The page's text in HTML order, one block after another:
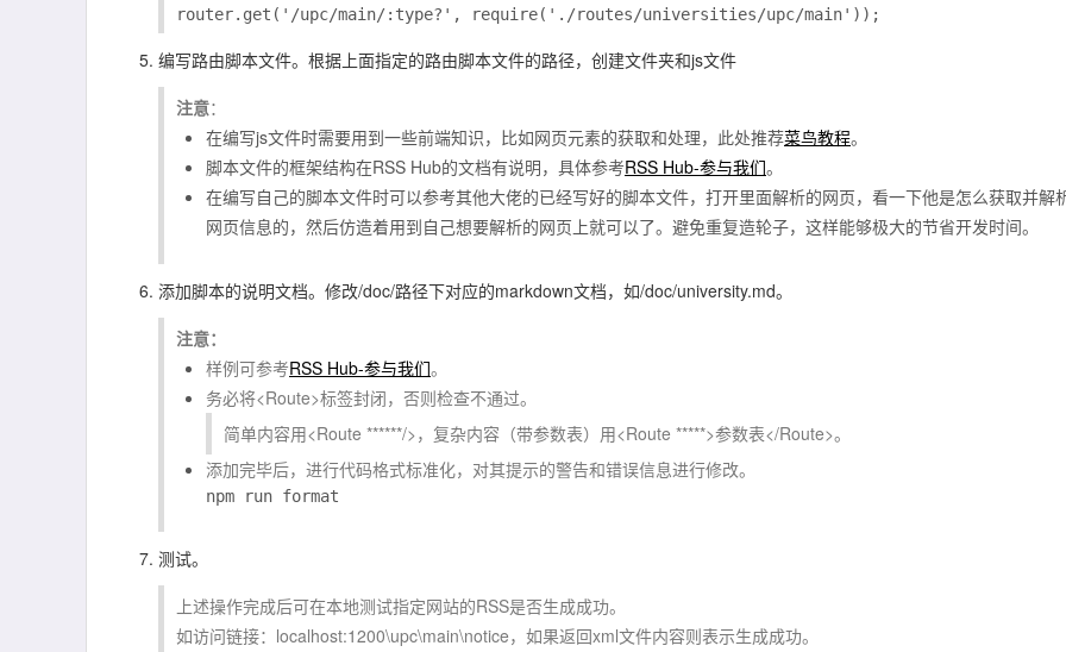
编写路由脚本文件。根据上面指定的路由脚本文件的路径，创建文件夹和js文件
注意：
在编写js文件时需要用到一些前端知识，比如网页元素的获取和处理，此处推荐菜鸟教程。
脚本文件的框架结构在RSS Hub的文档有说明，具体参考RSS Hub-参与我们。
在编写自己的脚本文件时可以参考其他大佬的已经写好的脚本文件，打开里面解析的网页，看一下他是怎么获取并解
网页信息的，然后仿造着用到自己想要解析的网页上就可以了。避免重复造轮子，这样能够极大的节省开发时间。
添加脚本的说明文档。修改/doc/路径下对应的markdown文档，如/doc/university.md。
注意：
样例可参考RSS Hub-参与我们。
务必将<Route>标签封闭，否则检查不通过。
简单内容用<Route ******/>，复杂内容（带参数表）用<Route *****>参数表</Route>。
添加完毕后，进行代码格式标准化，对其提示的警告和错误信息进行修改。
测试。
上述操作完成后可在本地测试指定网站的RSS是否生成成功。
如访问链接： localhost:1200\upc\main\notice，如果返回xml文件内容则表示生成成功。